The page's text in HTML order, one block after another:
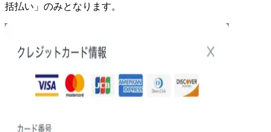
括払い」のみとなります。